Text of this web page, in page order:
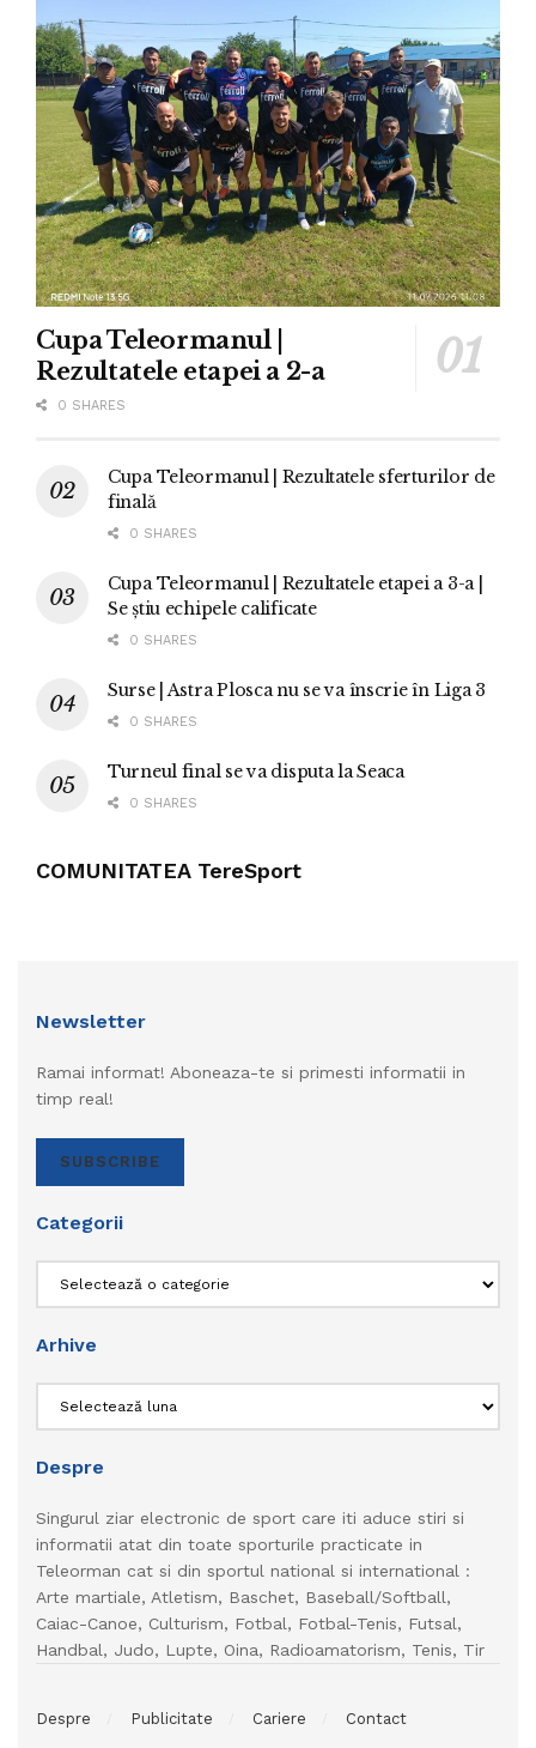
Cupa Teleormanul |
Rezultatele etapei a 2-a
0 SHARES
Cupa Teleormanul | Rezultatele sferturilor de
finală
0 SHARES
Cupa Teleormanul | Rezultatele etapei a 3-a |
Se știu echipele calificate
0 SHARES
Surse | Astra Plosca nu se va înscrie în Liga 3
0 SHARES
Turneul final se va disputa la Seaca
0 SHARES
COMUNITATEA TereSport
Newsletter
Ramai informat! Aboneaza-te si primesti informatii in
timp real!
SUBSCRIBE
Categorii
Arhive
Despre
Singurul ziar electronic de sport care iti aduce stiri si
informatii atat din toate sporturile practicate in
Teleorman cat si din sportul national si international :
Arte martiale, Atletism, Baschet, Baseball/Softball,
Caiac-Canoe, Culturism, Fotbal, Fotbal-Tenis, Futsal,
Handbal, Judo, Lupte, Oina, Radioamatorism, Tenis, Tir
Despre Publicitate Cariere Contact